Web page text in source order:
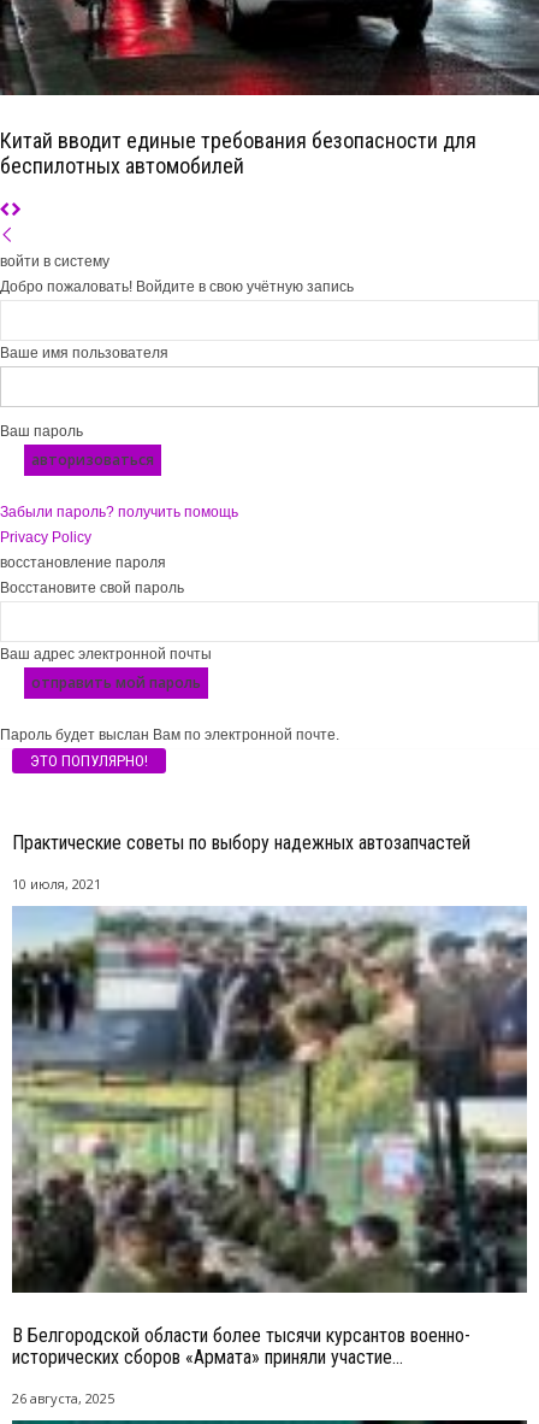
Китай вводит единые требования безопасности для
беспилотных автомобилей
войти в систему
Добро пожаловать! Войдите в свою учётную запись
Ваше имя пользователя
Ваш пароль
Забыли пароль? получить помощь
Privacy Policy
восстановление пароля
Восстановите свой пароль
Ваш адрес электронной почты
Пароль будет выслан Вам по электронной почте.
ЭТО ПОПУЛЯРНО!
Практические советы по выбору надежных автозапчастей
10 июля, 2021
В Белгородской области более тысячи курсантов военно-
исторических сборов «Армата» приняли участие...
26 августа, 2025